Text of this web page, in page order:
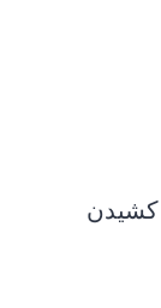
کشیدن